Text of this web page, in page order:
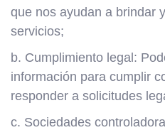
que nos ayudan a brindar
servicios;
b. Cumplimiento legal:
información para cumplir
responder a solicitudes
c. Sociedades